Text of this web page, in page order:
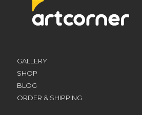
GALLERY
SHOP
BLOG
ORDER & SHIPPING